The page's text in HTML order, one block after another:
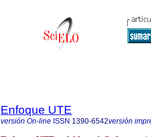
Enfoque UTE
versión On-line ISSN 1390-6542versión